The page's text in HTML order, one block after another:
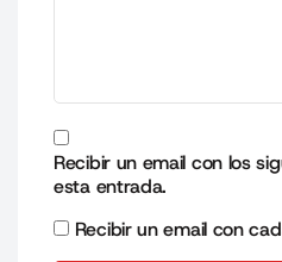
Recibir un email con los
esta entrada.
Recibir un email con